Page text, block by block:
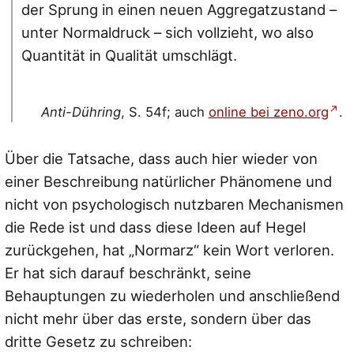
der Sprung in einen neuen Aggregatzustand –
unter Normaldruck – sich vollzieht, wo also
Quantität in Qualität umschlägt.
Anti-Dühring, S. 54f; auch online bei zeno.org .
Über die Tatsache, dass auch hier wieder von
einer Beschreibung natürlicher Phänomene und
nicht von psychologisch nutzbaren Mechanismen
die Rede ist und dass diese Ideen auf Hegel
zurückgehen, hat „Normarz“ kein Wort verloren.
Er hat sich darauf beschränkt, seine
Behauptungen zu wiederholen und anschließend
nicht mehr über das erste, sondern über das
dritte Gesetz zu schreiben: